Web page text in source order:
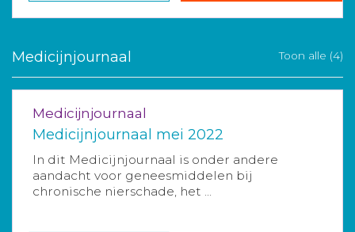
Medicijnjournaal Toon alle (4)
Medicijnjournaal
Medicijnjournaal mei 2022
In dit Medicijnjournaal is onder andere
aandacht voor geneesmiddelen bij
chronische nierschade, het ...